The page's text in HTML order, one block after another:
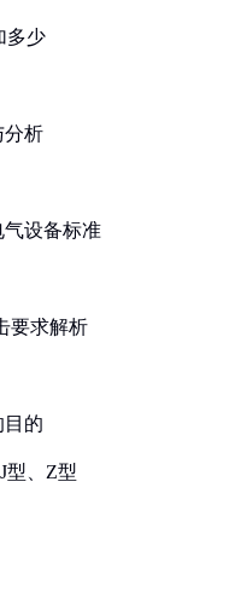
多少
分析
设备标准
要求解析
的
型、Z型